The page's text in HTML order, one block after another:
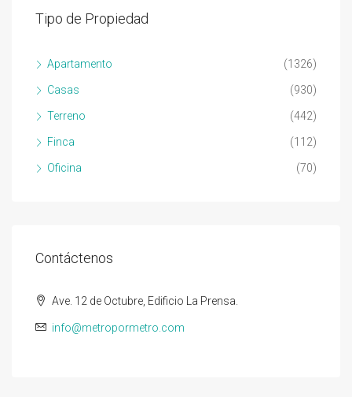
Tipo de Propiedad
Apartamento (1326)
Casas (930)
Terreno (442)
Finca (112)
Oficina (70)
Contáctenos
Ave. 12 de Octubre, Edificio La Prensa.
info@metropormetro.com